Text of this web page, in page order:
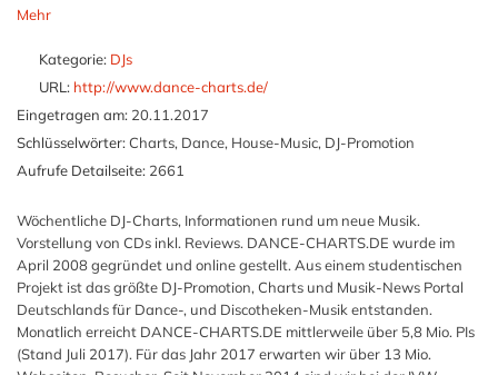
Mehr
Kategorie: DJs
URL: http://www.dance-charts.de/
Eingetragen am: 20.11.2017
Schlüsselwörter: Charts, Dance, House-Music, DJ-Promotion
Aufrufe Detailseite: 2661
Wöchentliche DJ-Charts, Informationen rund um neue Musik.
Vorstellung von CDs inkl. Reviews. DANCE-CHARTS.DE wurde im
April 2008 gegründet und online gestellt. Aus einem studentischen
Projekt ist das größte DJ-Promotion, Charts und Musik-News Portal
Deutschlands für Dance-, und Discotheken-Musik entstanden.
Monatlich erreicht DANCE-CHARTS.DE mittlerweile über 5,8 Mio. PIs
(Stand Juli 2017). Für das Jahr 2017 erwarten wir über 13 Mio.